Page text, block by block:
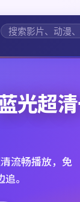
光超
流畅播放，免
。